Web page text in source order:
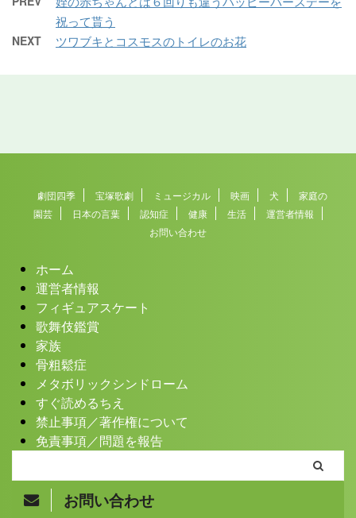
祝って貰う
NEXT ツワブキとコスモスのトイレのお花
劇団四季 宝塚歌劇 ミュージカル 映画 犬
家庭の
園芸
日本の言葉 認知症 健康 生活
運営者情報
お問い合わせ
ホーム
運営者情報
フィギュアスケート
歌舞伎鑑賞
家族
骨粗鬆症
メタボリックシンドローム
すぐ読めるちえ
禁止事項／著作権について
免責事項／問題を報告
お問い合わせ